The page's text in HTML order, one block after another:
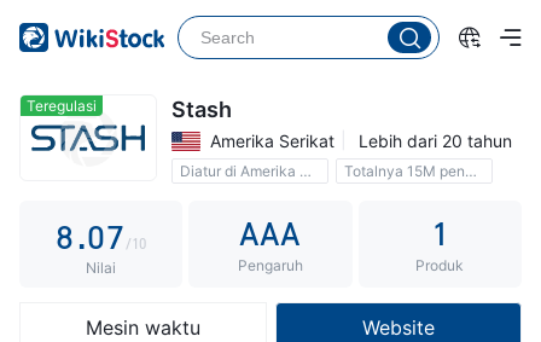
Teregulasi Stash
Amerika Serikat Lebih dari 20 tahun
Diatur di Amerika Serikat
Totalnya 15M pengguna
3
5
6
8.0
1
2
2
4
5
7
8
9
/10
Nilai
AAA
Pengaruh
1
Produk
Mesin waktu Website